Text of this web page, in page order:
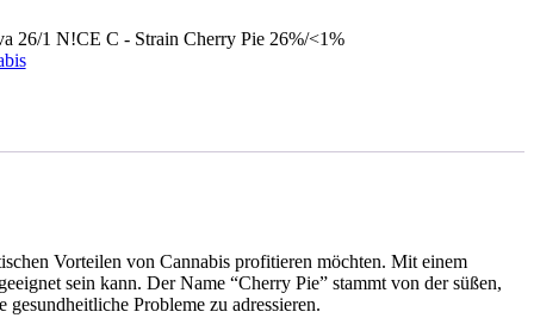
26/1 N!CE C - Strain Cherry Pie 26%/<1%
Vorteilen von Cannabis profitieren möchten. Mit einem
sein kann. Der Name “Cherry Pie” stammt von der süßen,
Probleme zu adressieren.